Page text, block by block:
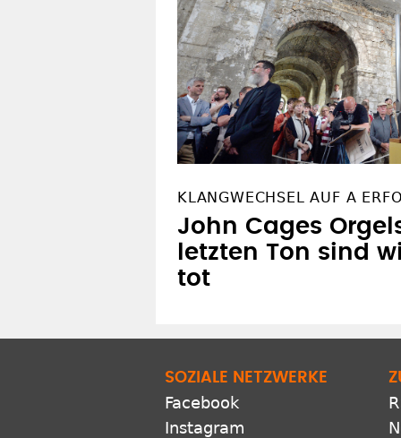
KLANGWECHSEL AUF A
John Cages
letzten Ton sind
tot
SOZIALE NETZWERKE
Facebook
Instagram